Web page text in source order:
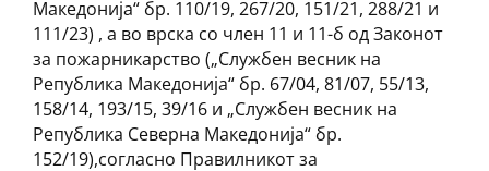
Македонија“ бр. 110/19, 267/20, 151/21, 288/21 и
111/23) , а во врска со член 11 и 11-б од Законот
за пожарникарство („Службен весник на
Република Македонија“ бр. 67/04, 81/07, 55/13,
158/14, 193/15, 39/16 и „Службен весник на
Република Северна Македонија“ бр.
152/19),согласно Правилникот за